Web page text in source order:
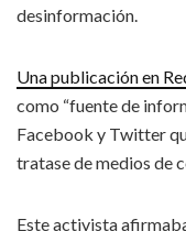
desinformación.
Una publicación en
como “fuente de
Facebook y Twitter
tratase de medios de
Este activista